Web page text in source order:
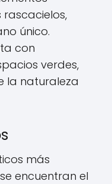
único.
con
verdes,
la naturaleza
más
encuentran el